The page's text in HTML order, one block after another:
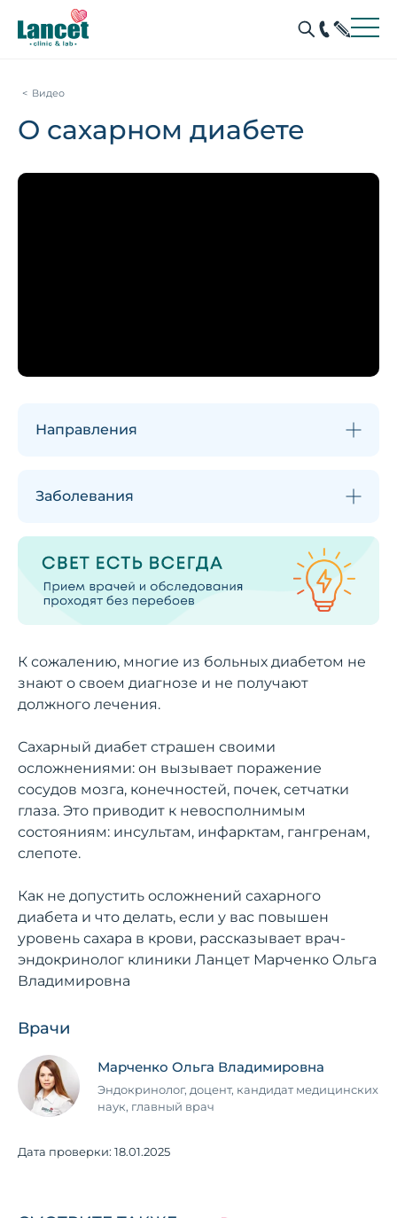
Видео
О сахарном диабете
К сожалению, многие из больных диабетом не
знают о своем диагнозе и не получают
должного лечения.
Сахарный диабет страшен своими
осложнениями: он вызывает поражение
сосудов мозга, конечностей, почек, сетчатки
глаза. Это приводит к невосполнимым
состояниям: инсультам, инфарктам, гангренам,
слепоте.
Как не допустить осложнений сахарного
диабета и что делать, если у вас повышен
уровень сахара в крови, рассказывает врач-
эндокринолог клиники Ланцет Марченко Ольга
Владимировна
Врачи
Марченко Ольга Владимировна
Эндокринолог, доцент, кандидат медицинских
наук, главный врач
Дата проверки: 18.01.2025
Направления
Заболевания